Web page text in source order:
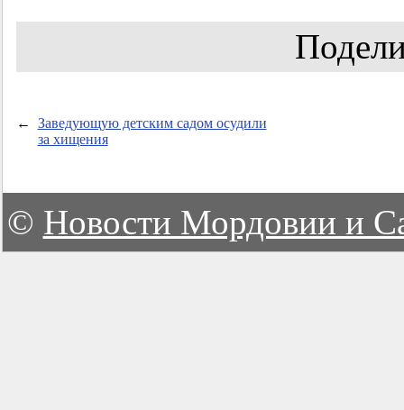
←
Заведующую детским садом осудили
за хищения
© Новости Мордовии и